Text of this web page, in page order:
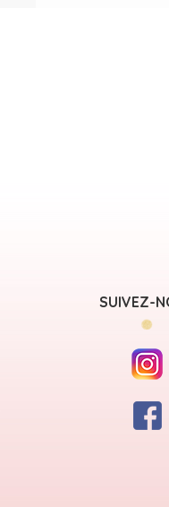
SUIVEZ-